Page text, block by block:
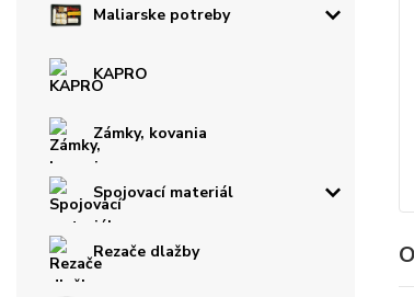
Maliarske potreby
KAPRO
Zámky, kovania
Spojovací materiál
Rezače dlažby